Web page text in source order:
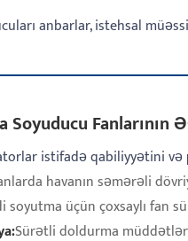
anbarlar, istehsal
Soyuducu Fanlarının
istifadə qabiliyyətini və
havanın səmərəli
soyutma üçün çoxsaylı fan
Sürətli doldurma